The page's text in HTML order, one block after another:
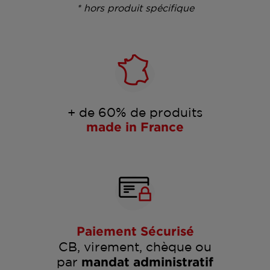
* hors produit spécifique
+ de 60% de produits
made in France
Paiement Sécurisé
CB, virement, chèque ou
par mandat administratif